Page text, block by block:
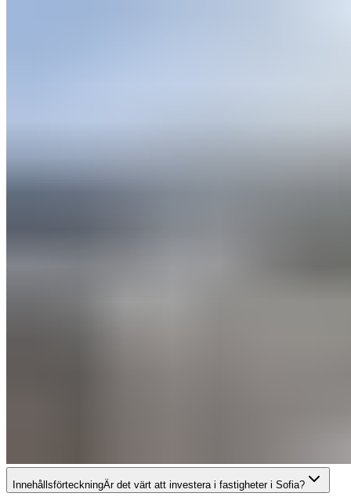
InnehållsförteckningÄr det värt att investera i fastigheter i Sofia?